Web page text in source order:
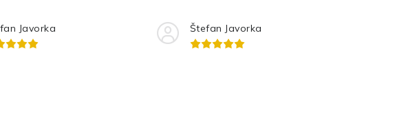
Javorka Štefan Javorka